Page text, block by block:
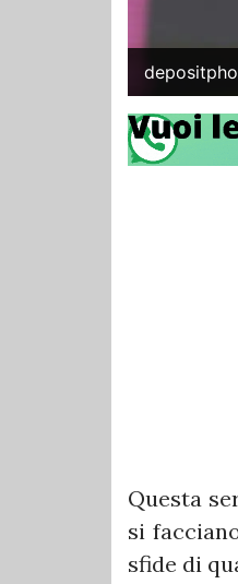
Questa
si
sfide di